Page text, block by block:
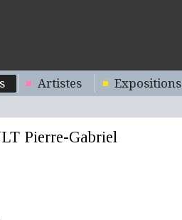
Artistes Expositions
Pierre-Gabriel